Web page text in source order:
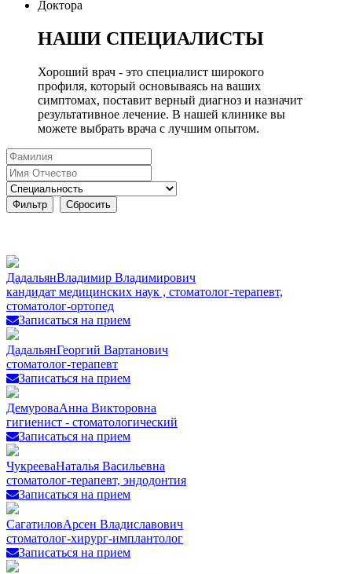
Доктора
НАШИ СПЕЦИАЛИСТЫ
Хороший врач - это специалист широкого
профиля, который основываясь на ваших
симптомах, поставит верный диагноз и назначит
результативное лечение. В нашей клинике вы
можете выбрать врача с лучшим опытом.
ДадальянВладимир Владимирович
кандидат медицинских наук , стоматолог-терапевт,
стоматолог-ортопед
Записаться на прием
ДадальянГеоргий Вартанович
стоматолог-терапевт
Записаться на прием
ДемуроваАнна Викторовна
гигиенист - стоматологический
Записаться на прием
ЧукрееваНаталья Васильевна
стоматолог-терапевт, эндодонтия
Записаться на прием
СагатиловАрсен Владиславович
стоматолог-хирург-имплантолог
Записаться на прием